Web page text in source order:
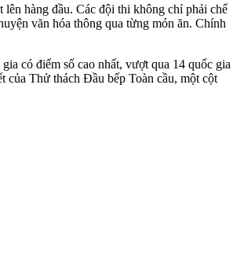
hàng đầu. Các đội thi không chỉ phải chế
văn hóa thông qua từng món ăn. Chính
có điểm số cao nhất, vượt qua 14 quốc gia
của Thử thách Đầu bếp Toàn cầu, một cột